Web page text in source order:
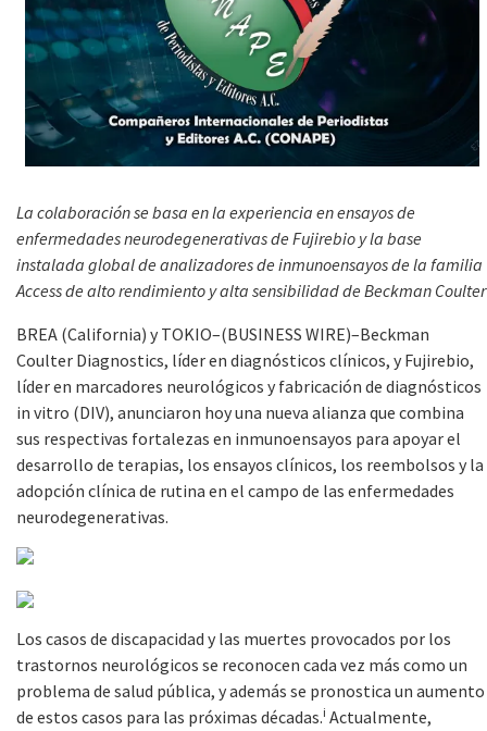
La colaboración se basa en la experiencia en ensayos de
enfermedades neurodegenerativas de Fujirebio y la base
instalada global de analizadores de inmunoensayos de la familia
Access de alto rendimiento y alta sensibilidad de Beckman Coulter
BREA (California) y TOKIO–(BUSINESS WIRE)–Beckman
Coulter Diagnostics, líder en diagnósticos clínicos, y Fujirebio,
líder en marcadores neurológicos y fabricación de diagnósticos
in vitro (DIV), anunciaron hoy una nueva alianza que combina
sus respectivas fortalezas en inmunoensayos para apoyar el
desarrollo de terapias, los ensayos clínicos, los reembolsos y la
adopción clínica de rutina en el campo de las enfermedades
neurodegenerativas.
Los casos de discapacidad y las muertes provocados por los
trastornos neurológicos se reconocen cada vez más como un
problema de salud pública, y además se pronostica un aumento
de estos casos para las próximas décadas.i Actualmente,